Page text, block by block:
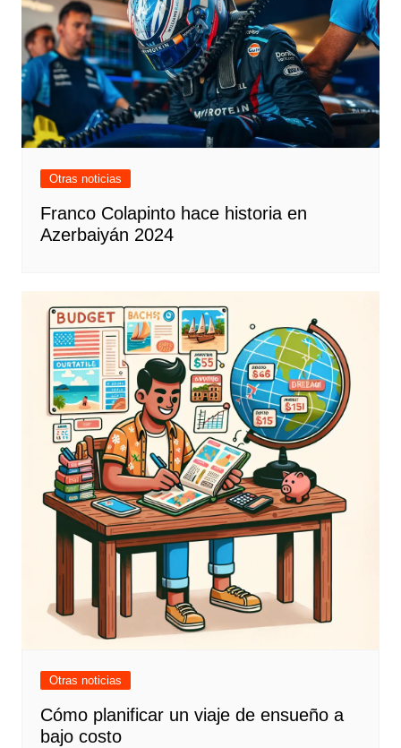
Otras noticias
Franco Colapinto hace historia en
Azerbaiyán 2024
Otras noticias
Cómo planificar un viaje de ensueño a
bajo costo